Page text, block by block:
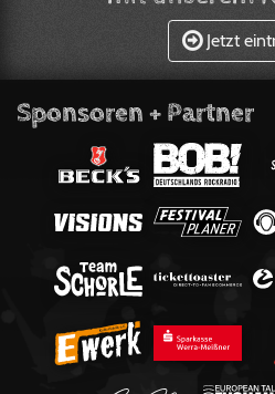
Jetzt
Sponsoren + Partner